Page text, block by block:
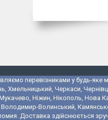
перевізниками у будь-
Хмельницький, Черкаси,
Ніжин, Нікополь, Нова
Волинський,
Доставка здійснюється